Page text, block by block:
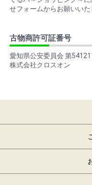
せフォームからお願いいた
古物商許可証番号
愛知県公安委員会 第
株式会社クロスオン